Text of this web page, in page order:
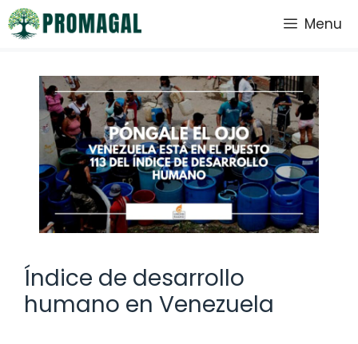
Saltar
al
Menu
Índice de desarrollo
humano en Venezuela